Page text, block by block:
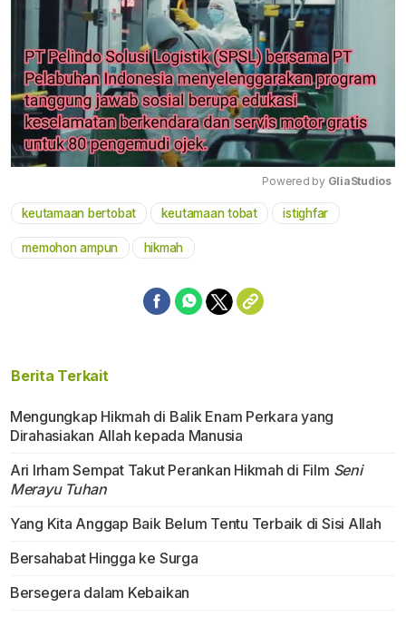
Mute
Powered by GliaStudios
keutamaan bertobat keutamaan tobat istighfar
memohon ampun hikmah
Berita Terkait
Mengungkap Hikmah di Balik Enam Perkara yang
Dirahasiakan Allah kepada Manusia
Ari Irham Sempat Takut Perankan Hikmah di Film Seni
Merayu Tuhan
Yang Kita Anggap Baik Belum Tentu Terbaik di Sisi Allah
Bersahabat Hingga ke Surga
Bersegera dalam Kebaikan